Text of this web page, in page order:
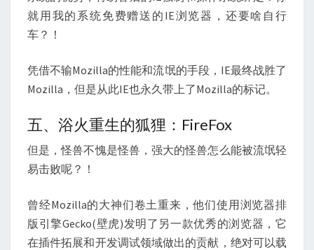
就用我的系统免费赠送的IE浏览器，还要啥自行
车？！
凭借不输Mozilla的性能和流氓的手段，IE最终战胜了
Mozilla，但是从此IE也永久带上了Mozilla的标记。
五、浴火重生的狐狸：FireFox
但是，怪兽不愧是怪兽，强大的怪兽怎么能被流氓轻
易击败呢？！
曾经Mozilla的大神们卷土重来，他们使用浏览器排
版引擎Gecko(壁虎)发明了另一款优秀的浏览器，它
在插件拓展和开发调试领域做出的贡献，绝对可以载